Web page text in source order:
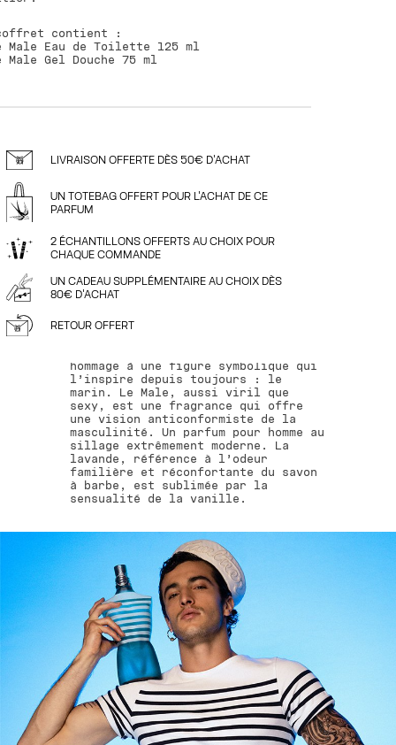
contient :
Male Eau de Toilette 125 ml
Male Gel Douche 75 ml
LIVRAISON OFFERTE DÈS 50€ D'ACHAT
UN TOTEBAG OFFERT POUR L'ACHAT DE CE
PARFUM
2 ÉCHANTILLONS OFFERTS AU CHOIX POUR
CHAQUE COMMANDE
UN CADEAU SUPPLÉMENTAIRE AU CHOIX DÈS
80€ D'ACHAT
RETOUR OFFERT
LE MALE
EAU DE TOILETTE
hommage à une figure symbolique qui
l’inspire depuis toujours : le
marin. Le Male, aussi viril que
sexy, est une fragrance qui offre
une vision anticonformiste de la
masculinité. Un parfum pour homme au
sillage extrêmement moderne. La
lavande, référence à l’odeur
familière et réconfortante du savon
à barbe, est sublimée par la
sensualité de la vanille.